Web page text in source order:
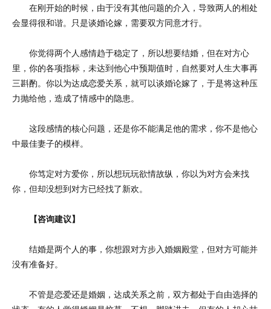
在刚开始的时候，由于没有其他问题的介入，导致两人的相处
会显得很和谐。只是谈婚论嫁，需要双方同意才行。
你觉得两个人感情趋于稳定了，所以想要结婚，但在对方心
里，你的各项指标，未达到他心中预期值时，自然要对人生大事再
三斟酌。你以为达成恋爱关系，就可以谈婚论嫁了，于是将这种压
力抛给他，造成了情感中的隐患。
这段感情的核心问题，还是你不能满足他的需求，你不是他心
中最佳妻子的模样。
你笃定对方爱你，所以想玩玩欲情故纵，你以为对方会来找
你，但却没想到对方已经找了新欢。
【咨询建议】
结婚是两个人的事，你想跟对方步入婚姻殿堂，但对方可能并
没有准备好。
不管是恋爱还是婚姻，达成关系之前，双方都处于自由选择的